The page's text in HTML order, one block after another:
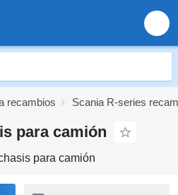
recambios Scania R-series
para camión
para camión